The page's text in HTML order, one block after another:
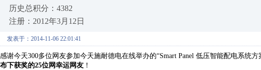
历史总积分：4382
注册：2012年3月12日
发表于：2014-11-06 22:01:41
感谢今天300多位网友参加今天施耐德电在线举办的“Smart Panel 低压智能配电系统
布下获奖的25位网幸运网友 ！